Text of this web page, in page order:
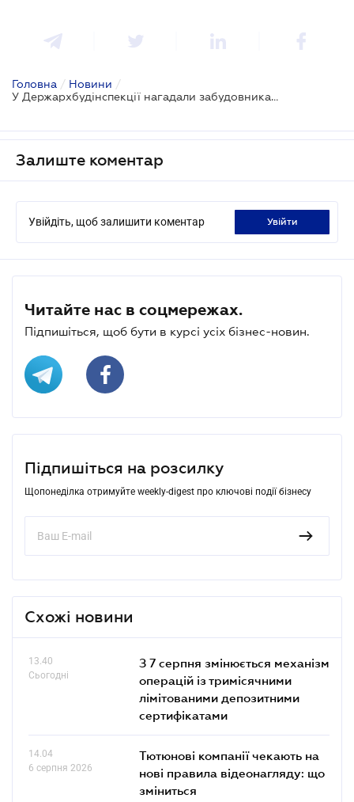
Головна / Новини /
У Держархбудінспекції нагадали забудовникам про формальності перед початком будівельних робіт
Залиште коментар
Увійдіть, щоб залишити коментар увійти
Читайте нас в соцмережах.
Підпишіться, щоб бути в курсі усіх бізнес-новин.
Підпишіться на розсилку
Щопонеділка отримуйте weekly-digest про ключові події бізнесу
Схожі новини
13.40
Сьогодні
З 7 серпня змінюється механізм
операцій із тримісячними
лімітованими депозитними
сертифікатами
14.04
6 серпня 2026
Тютюнові компанії чекають на
нові правила відеонагляду: що
зміниться